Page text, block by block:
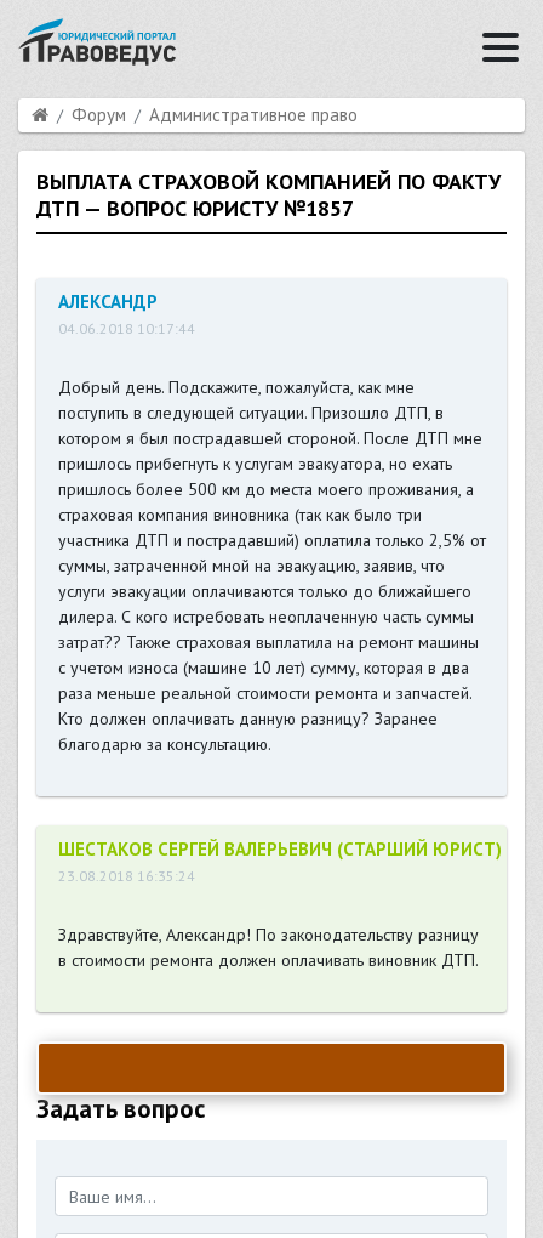
Форум Административное право
ВЫПЛАТА СТРАХОВОЙ КОМПАНИЕЙ ПО ФАКТУ
ДТП — ВОПРОС ЮРИСТУ №1857
АЛЕКСАНДР
04.06.2018 10:17:44
Добрый день. Подскажите, пожалуйста, как мне
поступить в следующей ситуации. Призошло ДТП, в
котором я был пострадавшей стороной. После ДТП мне
пришлось прибегнуть к услугам эвакуатора, но ехать
пришлось более 500 км до места моего проживания, а
страховая компания виновника (так как было три
участника ДТП и пострадавший) оплатила только 2,5% от
суммы, затраченной мной на эвакуацию, заявив, что
услуги эвакуации оплачиваются только до ближайшего
дилера. С кого истребовать неоплаченную часть суммы
затрат?? Также страховая выплатила на ремонт машины
с учетом износа (машине 10 лет) сумму, которая в два
раза меньше реальной стоимости ремонта и запчастей.
Кто должен оплачивать данную разницу? Заранее
благодарю за консультацию.
ШЕСТАКОВ СЕРГЕЙ ВАЛЕРЬЕВИЧ (СТАРШИЙ ЮРИСТ)
23.08.2018 16:35:24
Здравствуйте, Александр! По законодательству разницу
в стоимости ремонта должен оплачивать виновник ДТП.
Задать вопрос